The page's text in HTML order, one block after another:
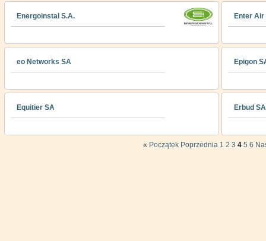
Energoinstal S.A. Enter Air
eo Networks SA Epigon
Equitier SA Erbud SA
« Początek Poprzednia 1 2 3 4 5 6